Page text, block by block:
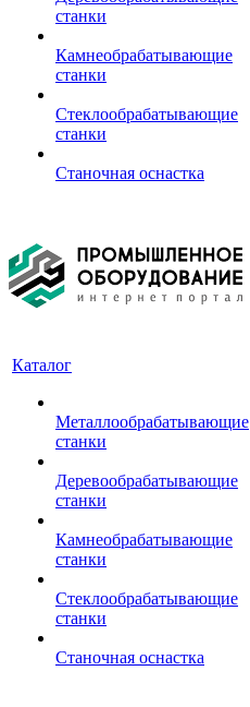
станки
Камнеобрабатывающие
станки
Стеклообрабатывающие
станки
Станочная оснастка
Каталог
Металлообрабатывающие
станки
Деревообрабатывающие
станки
Камнеобрабатывающие
станки
Стеклообрабатывающие
станки
Станочная оснастка